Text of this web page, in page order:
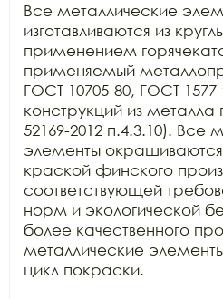
Все металлические
изготавливаются из
применением
применяемый
ГОСТ 10705-80, ГОСТ
конструкций из металла
52169-2012 п.4.3.10). Все
элементы
краской финского
соответствующей
норм и экологической
более качественного
металлические
цикл покраски.